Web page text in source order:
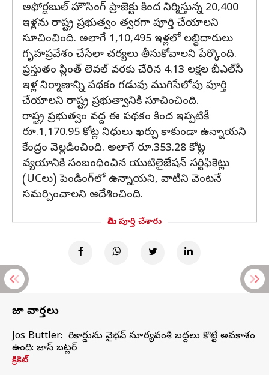
అఫోర్డబుల్ హౌసింగ్ ప్రాజెక్టు కింద నిర్మిస్తున్న 20,400
ఇళ్లను రాష్ట్ర ప్రభుత్వం త్వరగా పూర్తి చేయాలని
సూచించింది. అలాగే 1,10,495 ఇళ్లలో లబ్ధిదారులు
గృహప్రవేశం చేసేలా చర్యలు తీసుకోవాలని పేర్కొంది.
ప్రస్తుతం ప్లింత్ లెవల్ వరకు చేరిన 4.13 లక్షల బీఎల్‌సీ
ఇళ్ల నిర్మాణాన్ని పథకం గడువు ముగిసేలోపు పూర్తి
చేయాలని రాష్ట్ర ప్రభుత్వానికి సూచించింది.
రాష్ట్ర ప్రభుత్వం వద్ద ఈ పథకం కింద ఇప్పటికీ
రూ.1,170.95 కోట్ల నిధులు ఖర్చు కాకుండా ఉన్నాయని
కేంద్రం వెల్లడించింది. అలాగే రూ.353.28 కోట్ల
వ్యయానికి సంబంధించిన యుటిలైజేషన్ సర్టిఫికెట్లు
(UCలు) పెండింగ్‌లో ఉన్నాయని, వాటిని వెంటనే
సమర్పించాలని ఆదేశించింది.
మీరు పూర్తి చేశారు
తాజా వార్తలు
Jos Buttler: నా రికార్డును వైభవ్ సూర్యవంశీ బద్దలు కొట్టే అవకాశం
ఉంది: జాస్ బట్లర్
క్రికెట్